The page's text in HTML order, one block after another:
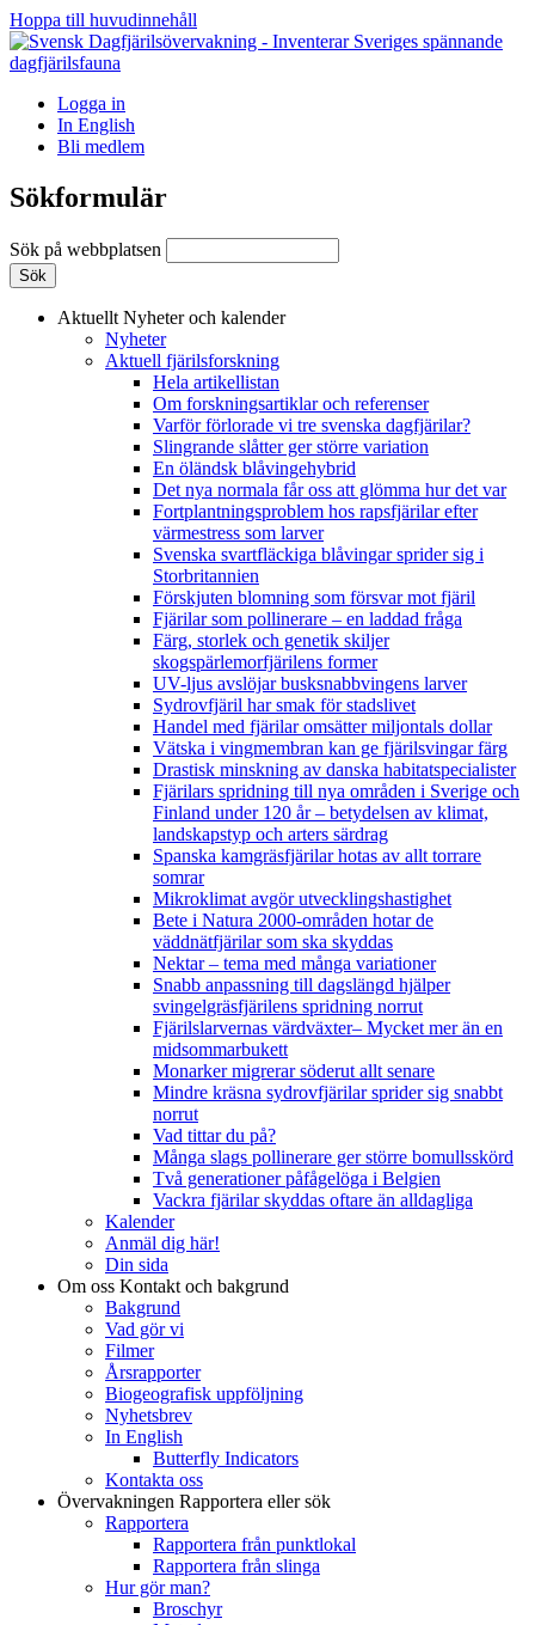
Hoppa till huvudinnehåll
Logga in
In English
Bli medlem
Sökformulär
Sök på webbplatsen
Aktuellt Nyheter och kalender
Nyheter
Aktuell fjärilsforskning
Hela artikellistan
Om forskningsartiklar och referenser
Varför förlorade vi tre svenska dagfjärilar?
Slingrande slåtter ger större variation
En öländsk blåvingehybrid
Det nya normala får oss att glömma hur det var
Fortplantningsproblem hos rapsfjärilar efter
värmestress som larver
Svenska svartfläckiga blåvingar sprider sig i
Storbritannien
Förskjuten blomning som försvar mot fjäril
Fjärilar som pollinerare – en laddad fråga
Färg, storlek och genetik skiljer
skogspärlemorfjärilens former
UV-ljus avslöjar busksnabbvingens larver
Sydrovfjäril har smak för stadslivet
Handel med fjärilar omsätter miljontals dollar
Vätska i vingmembran kan ge fjärilsvingar färg
Drastisk minskning av danska habitatspecialister
Fjärilars spridning till nya områden i Sverige och
Finland under 120 år– betydelsen av klimat,
landskapstyp och arters särdrag
Spanska kamgräsfjärilar hotas av allt torrare
somrar
Mikroklimat avgör utvecklingshastighet
Bete i Natura 2000-områden hotar de
väddnätfjärilar som ska skyddas
Nektar – tema med många variationer
Snabb anpassning till dagslängd hjälper
svingelgräsfjärilens spridning norrut
Fjärilslarvernas värdväxter– Mycket mer än en
midsommarbukett
Monarker migrerar söderut allt senare
Mindre kräsna sydrovfjärilar sprider sig snabbt
norrut
Vad tittar du på?
Många slags pollinerare ger större bomullsskörd
Två generationer påfågelöga i Belgien
Vackra fjärilar skyddas oftare än alldagliga
Kalender
Anmäl dig här!
Din sida
Om oss Kontakt och bakgrund
Bakgrund
Vad gör vi
Filmer
Årsrapporter
Biogeografisk uppföljning
Nyhetsbrev
In English
Butterfly Indicators
Kontakta oss
Övervakningen Rapportera eller sök
Rapportera
Rapportera från punktlokal
Rapportera från slinga
Hur gör man?
Broschyr